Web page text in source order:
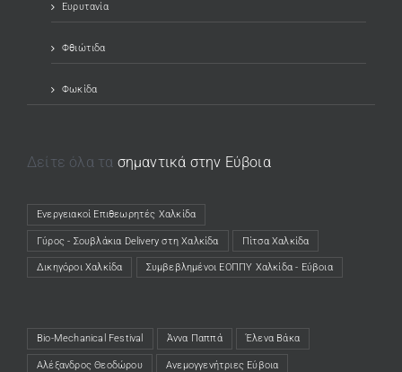
Ευρυτανία
Φθιώτιδα
Φωκίδα
Δείτε όλα τα σημαντικά στην Εύβοια
Ενεργειακοί Επιθεωρητές Χαλκίδα
(opens in a new tab)
Γύρος - Σουβλάκια Delivery στη Χαλκίδα
(opens in a new tab) Πίτσα Χαλκίδα
(opens in a new tab)
Δικηγόροι Χαλκίδα
(opens in a new tab) Συμβεβλημένοι ΕΟΠΠΥ Χαλκίδα - Εύβοια
(opens in a new tab)
Bio-Mechanical Festival Άννα Παππά Έλενα Βάκα
Αλέξανδρος Θεοδώρου Ανεμογγενήτριες Εύβοια